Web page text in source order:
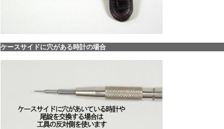
ケースサイドに穴がある時計の場合